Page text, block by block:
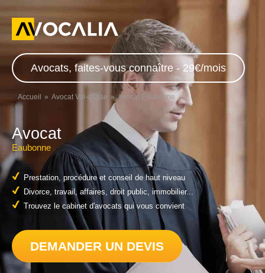
Avocats, faites-vous connaître - 29€/mois
Accueil Avocat Val-d'Oise Avocat Eaubonne
Avocat
Eaubonne
Prestation, procédure et conseil de haut niveau
Divorce, travail, affaires, droit public, immobilier...
Trouvez le cabinet d'avocats qui vous convient
DEMANDER UN DEVIS